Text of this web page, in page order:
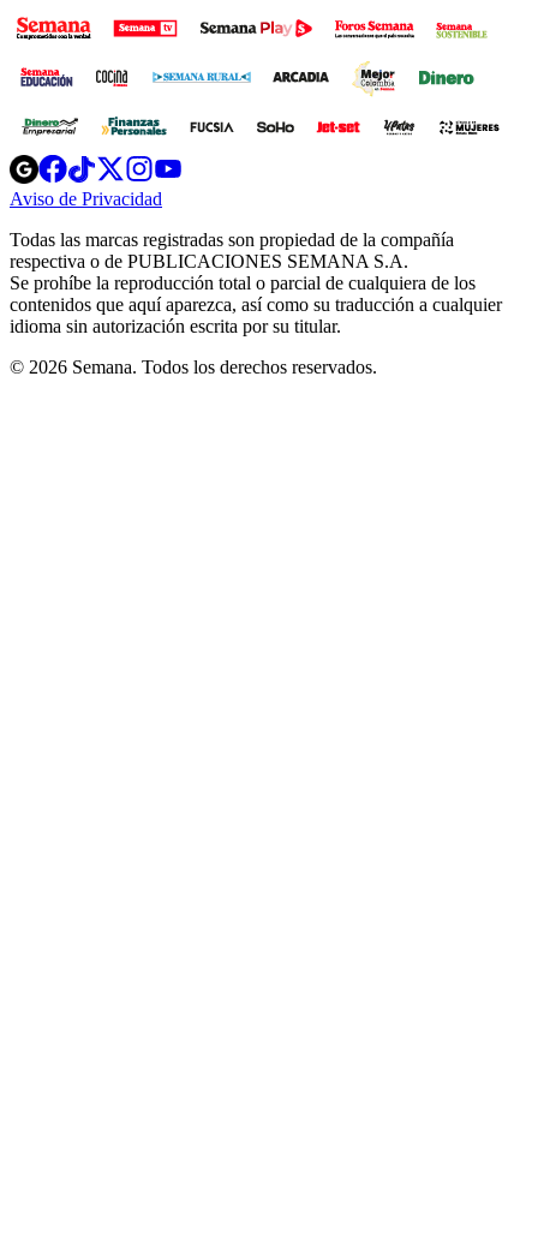
Opens
in
new
Opens
in
new
Opens
in
new
window
Opens
new
windowwindow
Aviso de Privacidad
new
window
Todas las marcas registradas son propiedad de la compañía
respectiva o de PUBLICACIONES SEMANA S.A.
Se prohíbe la reproducción total o parcial de cualquiera de los
contenidos que aquí aparezca, así como su traducción a cualquier
idioma sin autorización escrita por su titular.
© 2026 Semana. Todos los derechos reservados.